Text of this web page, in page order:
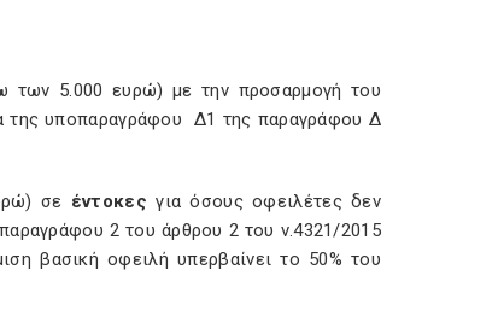
των 5.000 ευρώ) με την προσαρμογή του
της υποπαραγράφου Δ1 της παραγράφου Δ
σε έντοκες για όσους οφειλέτες δεν
2 του άρθρου 2 του ν.4321/2015
βασική οφειλή υπερβαίνει το 50% του